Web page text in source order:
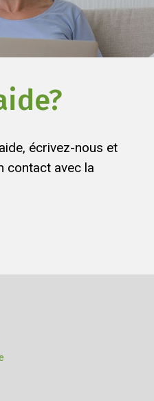
écrivez-nous et
contact avec la